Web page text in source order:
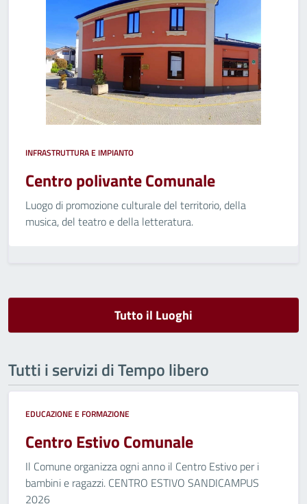
INFRASTRUTTURA E IMPIANTO
Centro polivante Comunale
Luogo di promozione culturale del territorio, della
musica, del teatro e della letteratura.
Tutto il Luoghi
Tutti i servizi di Tempo libero
EDUCAZIONE E FORMAZIONE
Centro Estivo Comunale
Il Comune organizza ogni anno il Centro Estivo per i
bambini e ragazzi. CENTRO ESTIVO SANDICAMPUS
2026